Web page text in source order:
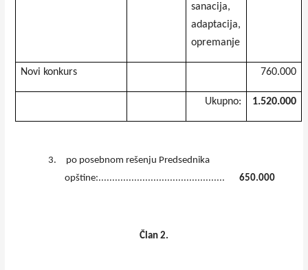
sanacija,
adaptacija,
opremanje
Novi konkurs 760.000
Ukupno: 1.520.000
3.
po posebnom rešenju Predsednika
opštine:.............................................. 650.000
Član 2.